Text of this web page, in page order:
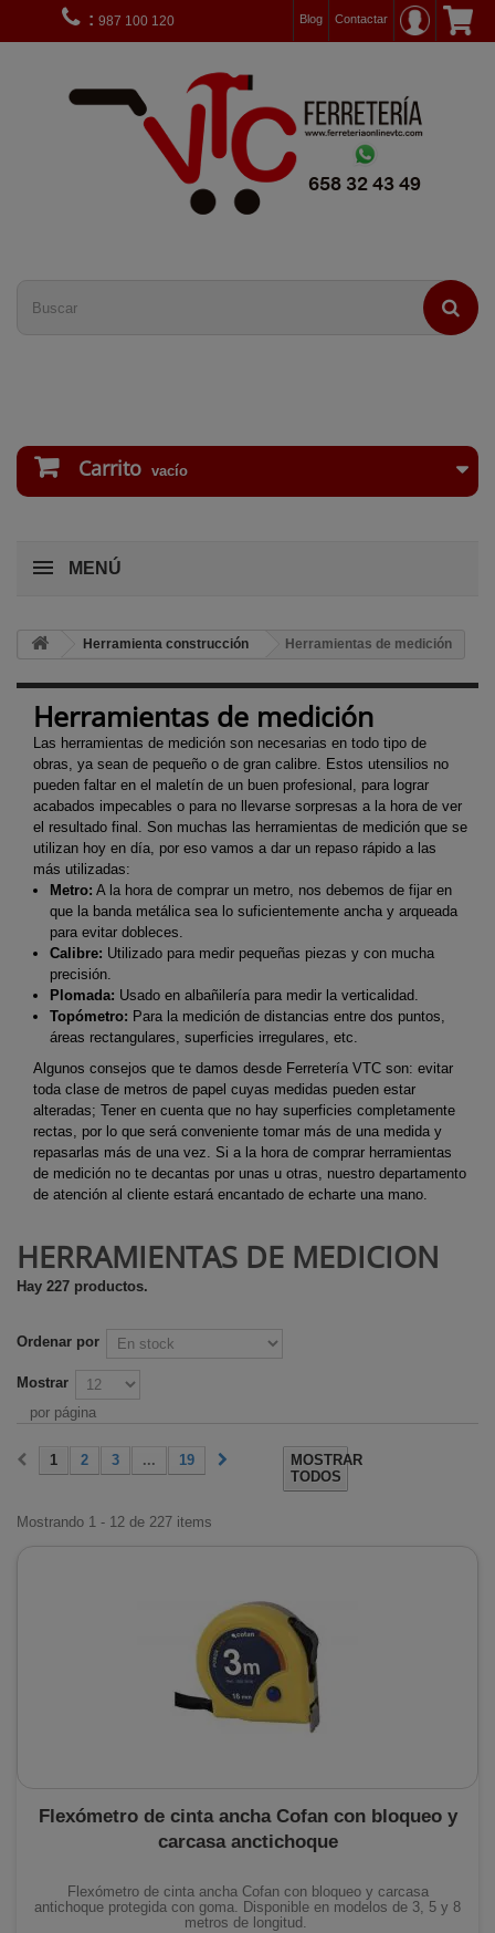
Contactar
: 987 100 120 Blog
Carrito vacío
MENÚ
Herramienta construcción Herramientas de medición
Herramientas de medición
Las herramientas de medición son necesarias en todo tipo de
obras, ya sean de pequeño o de gran calibre. Estos utensilios no
pueden faltar en el maletín de un buen profesional, para lograr
acabados impecables o para no llevarse sorpresas a la hora de ver
el resultado final. Son muchas las herramientas de medición que se
utilizan hoy en día, por eso vamos a dar un repaso rápido a las
más utilizadas:
Metro: A la hora de comprar un metro, nos debemos de fijar en
que la banda metálica sea lo suficientemente ancha y arqueada
para evitar dobleces.
Calibre: Utilizado para medir pequeñas piezas y con mucha
precisión.
Plomada: Usado en albañilería para medir la verticalidad.
Topómetro: Para la medición de distancias entre dos puntos,
áreas rectangulares, superficies irregulares, etc.
Algunos consejos que te damos desde Ferretería VTC son: evitar
toda clase de metros de papel cuyas medidas pueden estar
alteradas; Tener en cuenta que no hay superficies completamente
rectas, por lo que será conveniente tomar más de una medida y
repasarlas más de una vez. Si a la hora de comprar herramientas
de medición no te decantas por unas u otras, nuestro departamento
de atención al cliente estará encantado de echarte una mano.
HERRAMIENTAS DE MEDICIÓN
Hay 227 productos.
Ordenar por
Mostrar
por página
MOSTRAR
TODOS
1 2 3 ... 19
Mostrando 1 - 12 de 227 items
Flexómetro de cinta ancha Cofan con bloqueo y
carcasa anctichoque
Flexómetro de cinta ancha Cofan con bloqueo y carcasa
antichoque protegida con goma. Disponible en modelos de 3, 5 y 8
metros de longitud.